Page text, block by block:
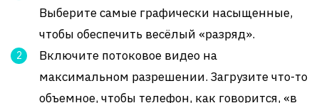
Выберите самые графически насыщенные,
чтобы обеспечить весёлый «разряд».
Включите потоковое видео на
максимальном разрешении. Загрузите что-то
объемное, чтобы телефон, как говорится, «в